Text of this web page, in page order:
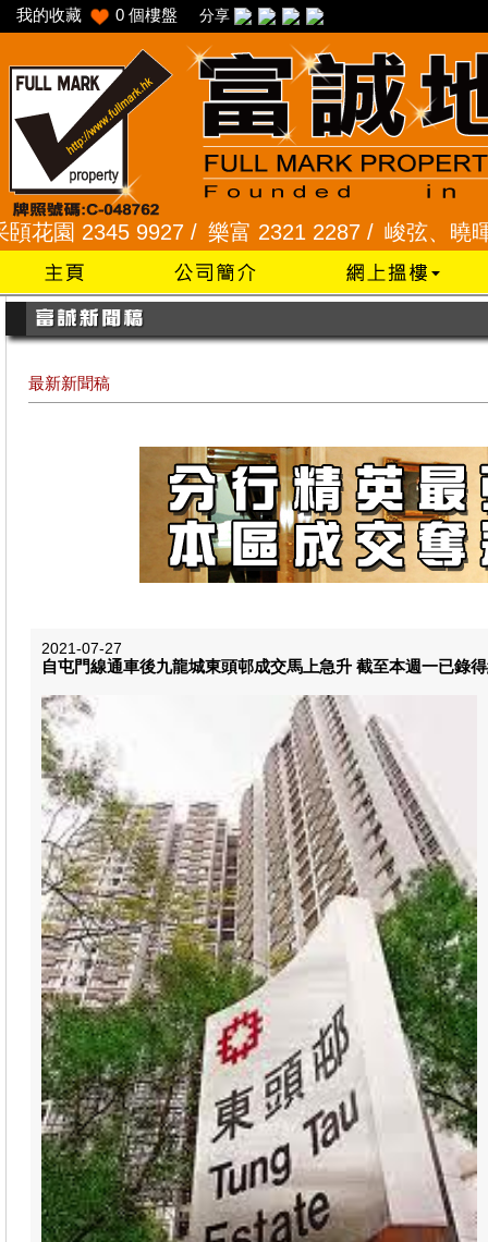
我的收藏 0 個樓盤 分享
9927 /樂富 2321 2287 /峻弦、曉暉花園
最新新聞稿
2021-07-27
自屯門線通車後九龍城東頭邨成交馬上急升 截至本週一已錄